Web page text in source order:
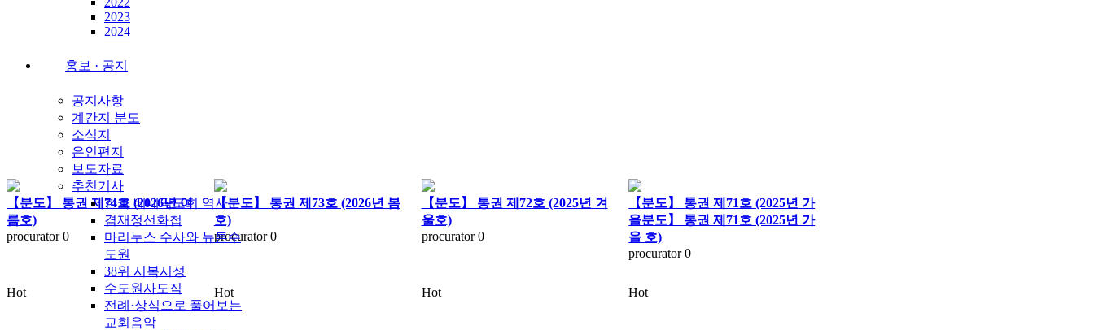
2023
2024
홍보 · 공지
공지사항
계간지 분도
소식지
은인편지
보도자료
추천기사
한국 베네딕도회 역사
겸재정선화첩
마리누스 수사와 뉴튼수
도원
38위 시복시성
수도원사도직
전례·상식으로 풀어보는
교회음악
【분도】 통권 제74호 (2026년 여
름호)
procurator 0
【분도】 통권 제73호 (2026년 봄
호)
procurator 0
【분도】 통권 제72호 (2025년 겨
울호)
procurator 0
【분도】 통권 제71호 (2025년 가
을분도】 통권 제71호 (2025년 가
을 호)
procurator 0
Hot Hot Hot Hot